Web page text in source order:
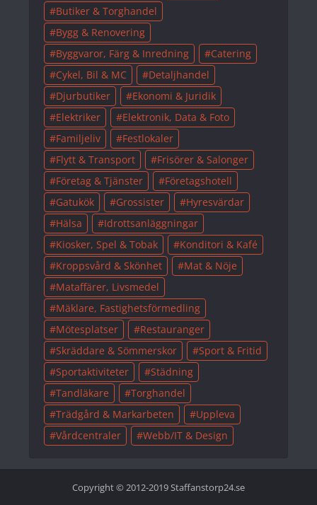
Butiker & Torghandel
Bygg & Renovering
Byggvaror, Färg & Inredning
Catering
Cykel, Bil & MC
Detaljhandel
Djurbutiker
Ekonomi & Juridik
Elektriker
Elektronik, Data & Foto
Familjeliv
Festlokaler
Flytt & Transport
Frisörer & Salonger
Företag & Tjänster
Företagshotell
Gatukök
Grossister
Hyresvärdar
Hälsa
Idrottsanläggningar
Kiosker, Spel & Tobak
Konditori & Kafé
Kroppsvård & Skönhet
Mat & Nöje
Mataffärer, Livsmedel
Mäklare, Fastighetsförmedling
Mötesplatser
Restauranger
Skräddare & Sömmerskor
Sport & Fritid
Sportaktiviteter
Städning
Tandläkare
Torghandel
Trädgård & Markarbeten
Uppleva
Vårdcentraler
Webb/IT & Design
Copyright © 2012-2019 Staffanstorp24.se